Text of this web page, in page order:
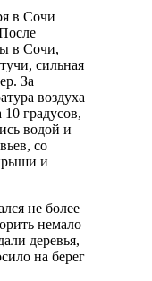
в Сочи
в Сочи,
сильная
За
воздуха
10 градусов,
водой и
со
и
не более
немало
деревья,
на берег